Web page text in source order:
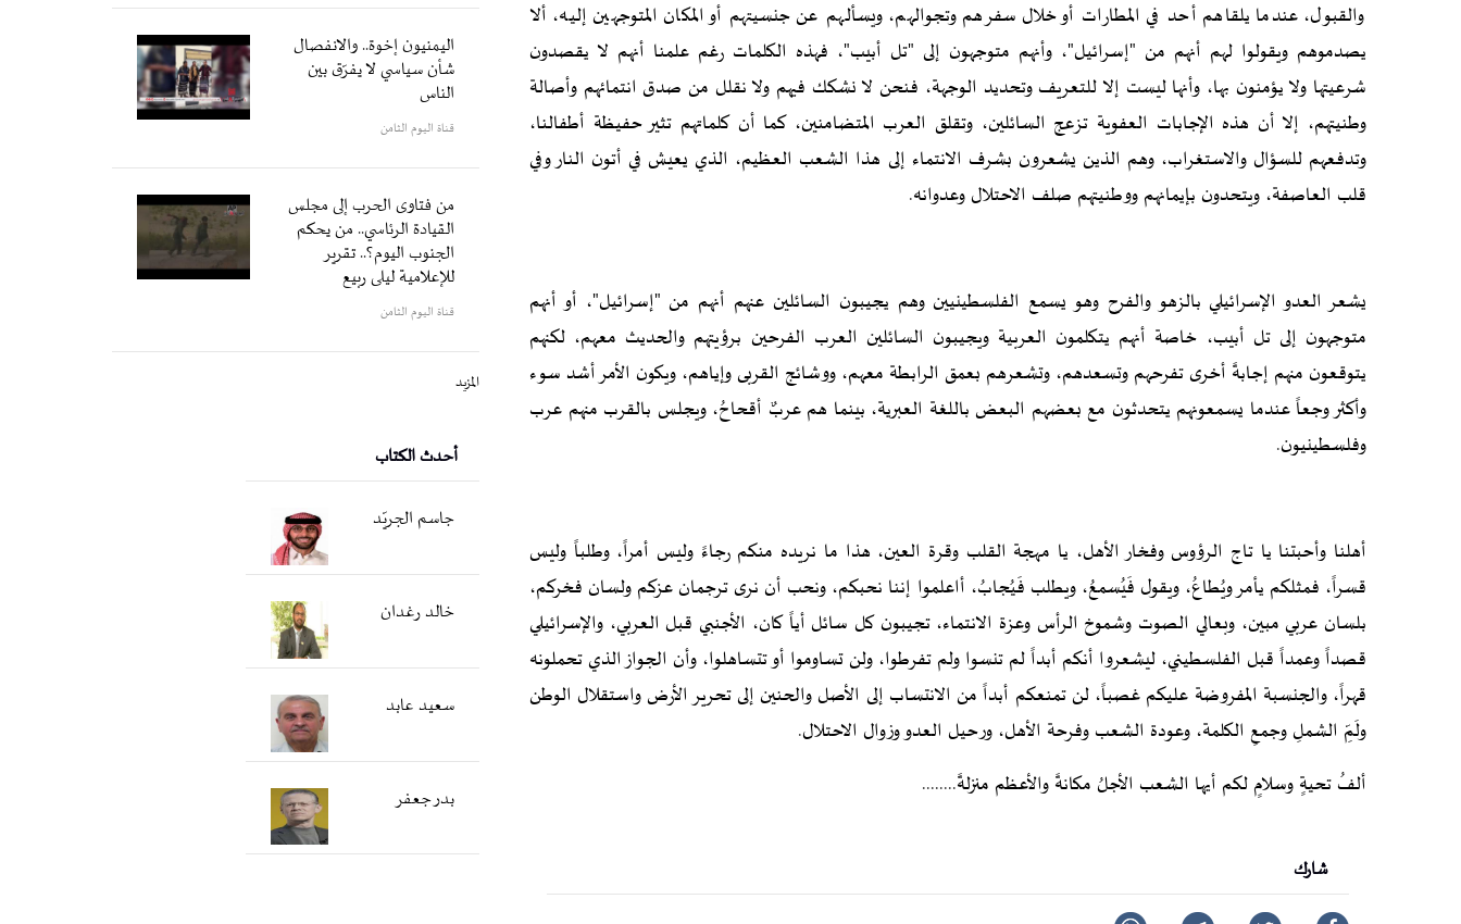
والقبول، عندما يلقاهم أحد في المطارات أو خلال سفرهم وتجوالهم، ويسألهم عن جنسيتهم أو المكان المتوجهين إليه، ألا
يصدموهم ويقولوا لهم أنهم من "إسرائيل"، وأنهم متوجهون إلى "تل أبيب"، فهذه الكلمات رغم علمنا أنهم لا يقصدون
شرعيتها ولا يؤمنون بها، وأنها ليست إلا للتعريف وتحديد الوجهة، فنحن لا نشكك فيهم ولا نقلل من صدق انتمائهم وأصالة
وطنيتهم، إلا أن هذه الإجابات العفوية تزعج السائلين، وتقلق العرب المتضامنين، كما أن كلماتهم تثير حفيظة أطفالنا،
وتدفعهم للسؤال والاستغراب، وهم الذين يشعرون بشرف الانتماء إلى هذا الشعب العظيم، الذي يعيش في أتون النار وفي
قلب العاصفة، ويتحدون بإيمانهم ووطنيتهم صلف الاحتلال وعدوانه.
يشعر العدو الإسرائيلي بالزهو والفرح وهو يسمع الفلسطينيين وهم يجيبون السائلين عنهم أنهم من "إسرائيل"، أو أنهم
متوجهون إلى تل أبيب، خاصة أنهم يتكلمون العربية ويجيبون السائلين العرب الفرحين برؤيتهم والحديث معهم، لكنهم
يتوقعون منهم إجابةً أخرى تفرحهم وتسعدهم، وتشعرهم بعمق الرابطة معهم، ووشائج القربى وإياهم، ويكون الأمر أشد سوء
وأكثر وجعاً عندما يسمعونهم يتحدثون مع بعضهم البعض باللغة العبرية، بينما هم عربٌ أقحاحُ، ويجلس بالقرب منهم عرب
وفلسطينيون.
أهلنا وأحبتنا يا تاج الرؤوس وفخار الأهل، يا مهجة القلب وقرة العين، هذا ما نريده منكم رجاءً وليس أمراً، وطلباً وليس
قسراً، فمثلكم يأمر ويُطاعُ، ويقول فَيُسمعُ، ويطلب فَيُجابُ، أاعلموا إننا نحبكم، ونحب أن نرى ترجمان عزكم ولسان فخركم،
بلسان عربي مبين، وبعالي الصوت وشموخ الرأس وعزة الانتماء، تجيبون كل سائل أياً كان، الأجنبي قبل العربي، والإسرائيلي
قصداً وعمداً قبل الفلسطيني، ليشعروا أنكم أبداً لم تنسوا ولم تفرطوا، ولن تساوموا أو تتساهلوا، وأن الجواز الذي تحملونه
قهراً، والجنسبة المفروضة عليكم غصباً، لن تمنعكم أبداً من الانتساب إلى الأصل والحنين إلى تحرير الأرض واستقلال الوطن
ولَمِّ الشملِ وجمعِ الكلمة، وعودة الشعب وفرحة الأهل، ورحيل العدو وزوال الاحتلال.
ألفُ تحيةٍ وسلامٍ لكم أيها الشعب الأجلُ مكانةً والأعظم منزلةً........
شارك
اليمنيون إخوة.. والانفصال
شأن سياسي لا يفرّق بين
الناس
قناة اليوم الثامن
من فتاوى الحرب إلى مجلس
القيادة الرئاسي.. من يحكم
الجنوب اليوم؟.. تقرير
للإعلامية ليلى ربيع
قناة اليوم الثامن
المزيد
أحدث الكتاب
جاسم الجريّد
خالد رغدان
سعید عابد
بدر جعفر